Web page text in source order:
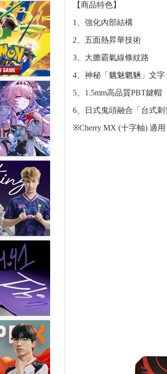
【商品特色】
1、強化內部結構
2、五面熱昇華技術
3、大膽霸氣線條紋路
4、神秘「魑魅魍魎」文字
5、1.5mm高品質PBT鍵帽
6、日式鬼頭融合「台式刺
※Cherry MX (十字軸) 適用